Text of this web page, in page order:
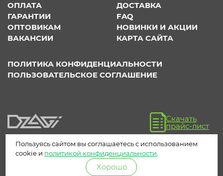
ОПЛАТА
ДОСТАВКА
ГАРАНТИИ
FAQ
ОПТОВИКАМ
НОВИНКИ И АКЦИИ
ВАКАНСИИ
КАРТА САЙТА
ПОЛИТИКА КОНФИДЕНЦИАЛЬНОСТИ
ПОЛЬЗОВАТЕЛЬСКОЕ СОГЛАШЕНИЕ
Скачать
прайс-лист
Пользуясь сайтом вы соглашаетесь с использованием
cookie и политикой конфиденциальности
Хорошо